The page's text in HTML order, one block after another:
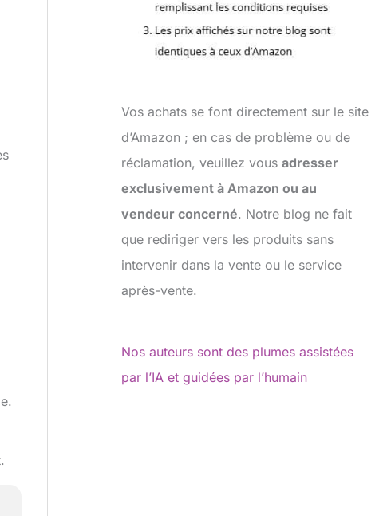
Vos achats se font directement sur le site
d’Amazon ; en cas de problème ou de
réclamation, veuillez vousadresser
exclusivement à Amazon ou au
vendeur concerné. Notre blog ne fait
que rediriger vers les produits sans
intervenir dans la vente ou le service
après-vente.
Nos auteurs sont des plumes assistées
par l’IA et guidées par l’humain